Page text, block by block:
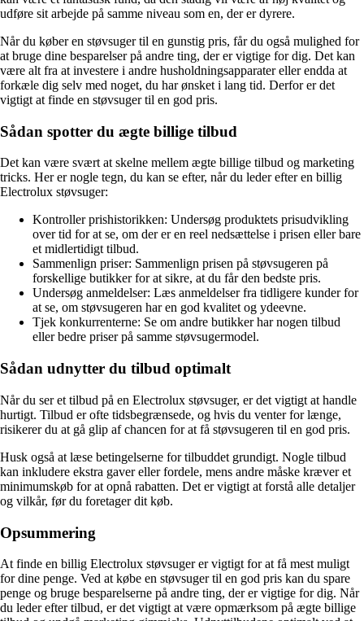
udføre sit arbejde på samme niveau som en, der er dyrere.
Når du køber en støvsuger til en gunstig pris, får du også mulighed for
at bruge dine besparelser på andre ting, der er vigtige for dig. Det kan
være alt fra at investere i andre husholdningsapparater eller endda at
forkæle dig selv med noget, du har ønsket i lang tid. Derfor er det
vigtigt at finde en støvsuger til en god pris.
Sådan spotter du ægte billige tilbud
Det kan være svært at skelne mellem ægte billige tilbud og marketing
tricks. Her er nogle tegn, du kan se efter, når du leder efter en billig
Electrolux støvsuger:
Kontroller prishistorikken: Undersøg produktets prisudvikling
over tid for at se, om der er en reel nedsættelse i prisen eller bare
et midlertidigt tilbud.
Sammenlign priser: Sammenlign prisen på støvsugeren på
forskellige butikker for at sikre, at du får den bedste pris.
Undersøg anmeldelser: Læs anmeldelser fra tidligere kunder for
at se, om støvsugeren har en god kvalitet og ydeevne.
Tjek konkurrenterne: Se om andre butikker har nogen tilbud
eller bedre priser på samme støvsugermodel.
Sådan udnytter du tilbud optimalt
Når du ser et tilbud på en Electrolux støvsuger, er det vigtigt at handle
hurtigt. Tilbud er ofte tidsbegrænsede, og hvis du venter for længe,
risikerer du at gå glip af chancen for at få støvsugeren til en god pris.
Husk også at læse betingelserne for tilbuddet grundigt. Nogle tilbud
kan inkludere ekstra gaver eller fordele, mens andre måske kræver et
minimumskøb for at opnå rabatten. Det er vigtigt at forstå alle detaljer
og vilkår, før du foretager dit køb.
Opsummering
At finde en billig Electrolux støvsuger er vigtigt for at få mest muligt
for dine penge. Ved at købe en støvsuger til en god pris kan du spare
penge og bruge besparelserne på andre ting, der er vigtige for dig. Når
du leder efter tilbud, er det vigtigt at være opmærksom på ægte billige